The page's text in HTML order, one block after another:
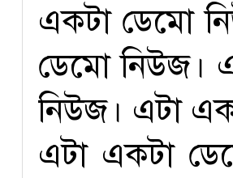
একটা ডেমো
ডেমো নিউজ।
নিউজ। এটা
এটা একটা